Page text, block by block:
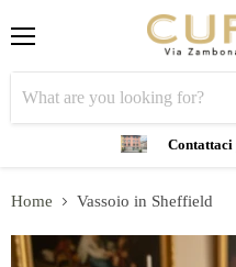
Contattaci
Home Vassoio in Sheffield